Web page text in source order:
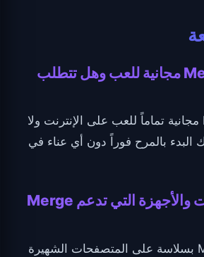
هل Merge Haven مجانية للعب وهل تتطلب
نعم، Merge Haven مجانية تماماً للعب على الإنترنت ولا
بالمرح فوراً دون أي عناء في
ما هي المتصفحات والأجهزة التي تدعم Merge
تعمل Merge Haven بسلاسة على المتصفحات الشهيرة